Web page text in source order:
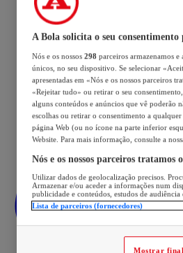
A Bola solicita o seu
Nós e os nossos 298 parceiros armazenamos e
únicos, no seu dispositivo. Se selecionar
apresentadas em «Nós e os nossos parceiros
«Rejeitar tudo» ou retirar o seu
alguns conteúdos e anúncios que vê poderão
escolhas ou retirar o consentimento a
página Web (ou no ícone na parte inferior
Website. Para mais informação, consulte a
Nós e os nossos parceiros tratamos
Utilizar dados de geolocalização precisos.
Armazenar e/ou aceder a informações num
publicidade e conteúdos, estudos de
Lista de parceiros (fornecedores)
Mostrar